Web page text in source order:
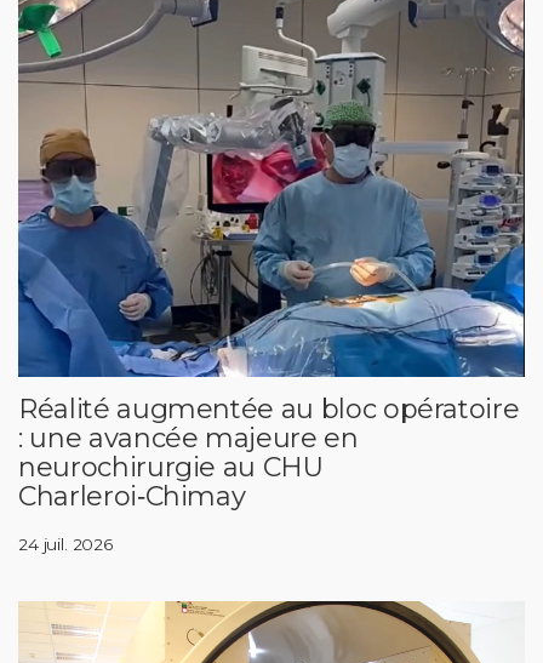
Réalité augmentée au bloc opératoire
: une avancée majeure en
neurochirurgie au CHU
Charleroi‑Chimay
24 juil. 2026